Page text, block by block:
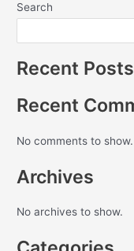
Search
Recent Posts
Recent
No comments to show.
Archives
No archives to show.